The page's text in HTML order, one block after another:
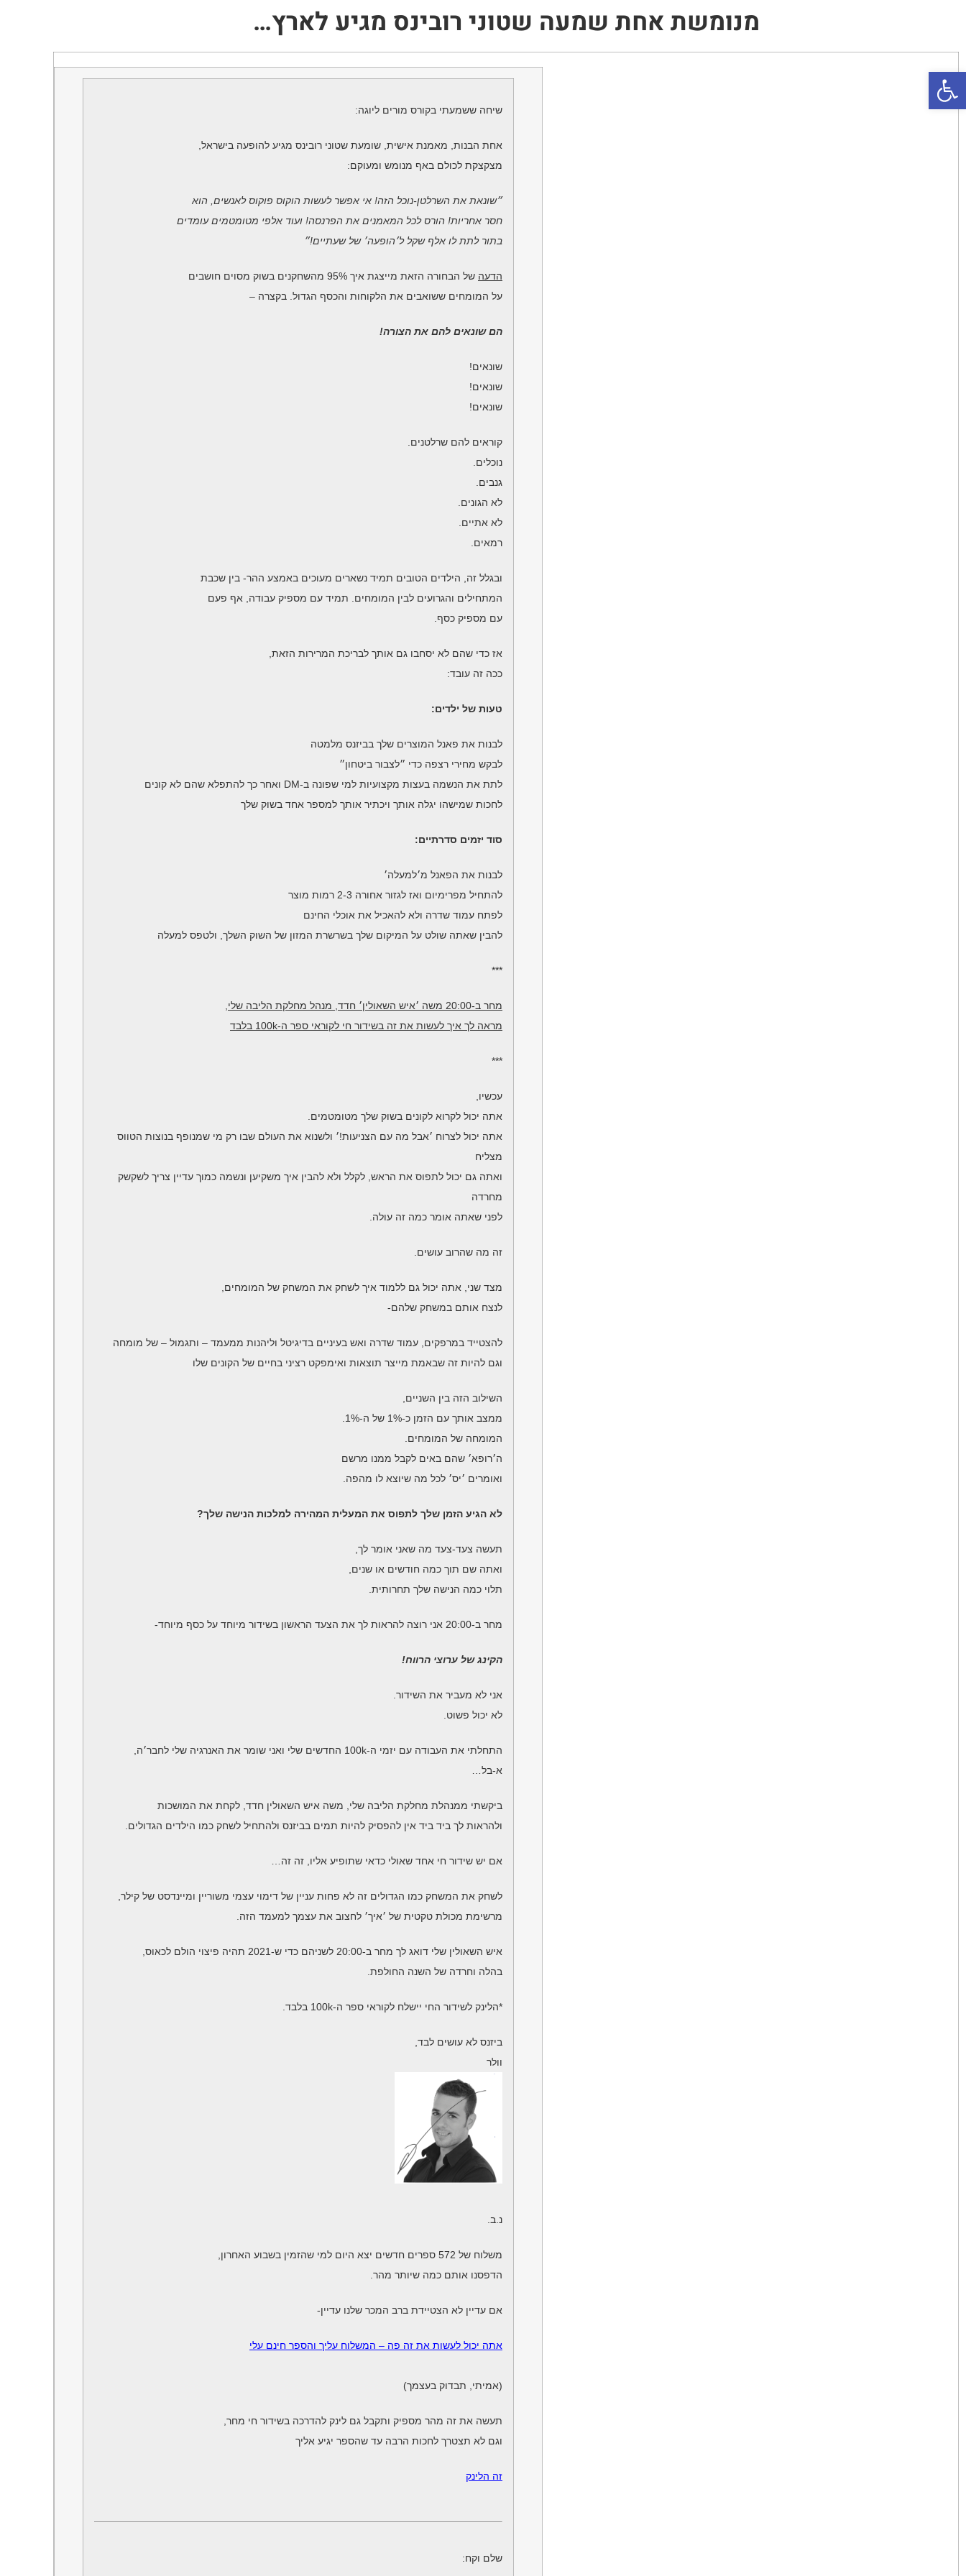
פתח סרגל נגישות
מנומשת אחת שמעה שטוני רובינס מגיע לארץ…
שיחה ששמעתי בקורס מורים ליוגה:
אחת הבנות, מאמנת אישית, שומעת שטוני רובינס מגיע להופעה בישראל,
מצקצקת לכולם באף מנומש ומעוקם:
״שונאת את השרלטן-נוכל הזה! אי אפשר לעשות הוקוס פוקוס לאנשים, הוא
חסר אחריות! הורס לכל המאמנים את הפרנסה! ועוד אלפי מטומטמים עומדים
בתור לתת לו אלף שקל ל׳הופעה׳ של שעתיים!״
הדעה של הבחורה הזאת מייצגת איך 95% מהשחקנים בשוק מסוים חושבים
על המומחים ששואבים את הלקוחות והכסף הגדול. בקצרה –
הם שונאים להם את הצורה!
שונאים!
שונאים!
שונאים!
קוראים להם שרלטנים.
נוכלים.
גנבים.
לא הגונים.
לא אתיים.
רמאים.
ובגלל זה, הילדים הטובים תמיד נשארים מעוכים באמצע ההר- בין שכבת
המתחילים והגרועים לבין המומחים. תמיד עם מספיק עבודה, אף פעם
עם מספיק כסף.
אז כדי שהם לא יסחבו גם אותך לבריכת המרירות הזאת,
ככה זה עובד:
טעות של ילדים:
לבנות את פאנל המוצרים שלך בביזנס מלמטה
לבקש מחירי רצפה כדי ״לצבור ביטחון״
לתת את הנשמה בעצות מקצועיות למי שפונה ב-DM ואחר כך להתפלא שהם לא קונים
לחכות שמישהו יגלה אותך ויכתיר אותך למספר אחד בשוק שלך
סוד יזמים סדרתיים:
לבנות את הפאנל מ׳למעלה׳
להתחיל מפרימיום ואז לגזור אחורה 2-3 רמות מוצר
לפתח עמוד שדרה ולא להאכיל את אוכלי החינם
להבין שאתה שולט על המיקום שלך בשרשרת המזון של השוק השלך, ולטפס למעלה
***
מחר ב-20:00 משה ׳איש השאולין׳ חדד, מנהל מחלקת הליבה שלי,
מראה לך איך לעשות את זה בשידור חי לקוראי ספר ה-100k בלבד
***
עכשיו,
אתה יכול לקרוא לקונים בשוק שלך מטומטמים.
אתה יכול לצרוח ׳אבל מה עם הצניעות!׳ ולשנוא את העולם שבו רק מי שמנופף בנוצות הטווס
מצליח
ואתה גם יכול לתפוס את הראש, לקלל ולא להבין איך משקיען ונשמה כמוך עדיין צריך לשקשק
מחרדה
לפני שאתה אומר כמה זה עולה.
זה מה שהרוב עושים.
מצד שני, אתה יכול גם ללמוד איך לשחק את המשחק של המומחים,
לנצח אותם במשחק שלהם-
להצטייד במרפקים, עמוד שדרה ואש בעיניים בדיגיטל וליהנות ממעמד – ותגמול – של מומחה
וגם להיות זה שבאמת מייצר תוצאות ואימפקט רציני בחיים של הקונים שלו
השילוב הזה בין השניים,
ממצב אותך עם הזמן כ-1% של ה-1%.
המומחה של המומחים.
ה׳רופא׳ שהם באים לקבל ממנו מרשם
ואומרים ׳יס׳ לכל מה שיוצא לו מהפה.
לא הגיע הזמן שלך לתפוס את המעלית המהירה למלכות הנישה שלך?
תעשה צעד-צעד מה שאני אומר לך,
ואתה שם תוך כמה חודשים או שנים,
תלוי כמה הנישה שלך תחרותית.
מחר ב-20:00 אני רוצה להראות לך את הצעד הראשון בשידור מיוחד על כסף מיוחד-
הקינג של ערוצי הרווח!
אני לא מעביר את השידור.
לא יכול פשוט.
התחלתי את העבודה עם יזמי ה-100k החדשים שלי ואני שומר את האנרגיה שלי לחבר׳ה,
א-בל…
ביקשתי ממנהלת מחלקת הליבה שלי, משה איש השאולין חדד, לקחת את המושכות
ולהראות לך ביד ביד אין להפסיק להיות תמים בביזנס ולהתחיל לשחק כמו הילדים הגדולים.
אם יש שידור חי אחד שאולי כדאי שתופיע אליו, זה זה…
לשחק את המשחק כמו הגדולים זה לא פחות עניין של דימוי עצמי משוריין ומיינדסט של קילר,
מרשימת מכולת טקטית של ׳איך׳ לחצוב את עצמך למעמד הזה.
איש השאולין שלי דואג לך מחר ב-20:00 לשניהם כדי ש-2021 תהיה פיצוי הולם לכאוס,
בהלה וחרדה של השנה החולפת.
*הלינק לשידור החי יישלח לקוראי ספר ה-100k בלבד.
ביזנס לא עושים לבד,
וולר
נ.ב.
משלוח של 572 ספרים חדשים יצא היום למי שהזמין בשבוע האחרון,
הדפסנו אותם כמה שיותר מהר.
אם עדיין לא הצטיידת ברב המכר שלנו עדיין-
אתה יכול לעשות את זה פה – המשלוח עליך והספר חינם עלי
(אמיתי, תבדוק בעצמך)
תעשה את זה מהר מספיק ותקבל גם לינק להדרכה בשידור חי מחר,
וגם לא תצטרך לחכות הרבה עד שהספר יגיע אליך
זה הלינק
שלם וקח: